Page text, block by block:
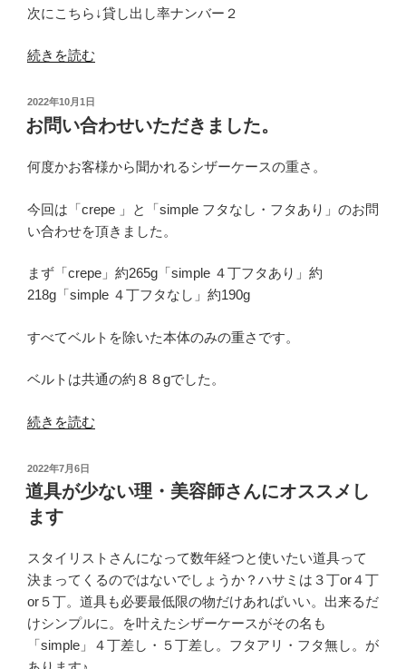
次にこちら↓貸し出し率ナンバー２
“TV
ラ
マ
使
さ
れ
シ
ザ
ケ
ス”
続きを読む
投
稿
日:
2022年10月1日
お問い合わせいただきました。
何度かお客様から聞かれるシザーケースの重さ。
今回は「crepe 」と「simple フタなし・フタあり」のお問
い合わせを頂きました。
まず「crepe」約265g「simple ４丁フタあり」約
218g「simple ４丁フタなし」約190g
すべてベルトを除いた本体のみの重さです。
ベルトは共通の約８８gでした。
“お
い
合
わ
せ
い
た
き
ま
し
続きを読む
投
稿
日:
2022年7月6日
道具が少ない理・美容師さんにオススメし
ます
スタイリストさんになって数年経つと使いたい道具って
決まってくるのではないでしょうか？ハサミは３丁or４丁
or５丁。道具も必要最低限の物だけあればいい。出来るだ
けシンプルに。を叶えたシザーケースがその名も
「simple」４丁差し・５丁差し。フタアリ・フタ無し。が